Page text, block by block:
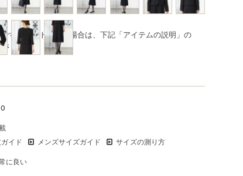
です。セット商品の場合は、下記「アイテムの説明」の
さい
イド
メンズサイズガイド サイズの測り方
に良い